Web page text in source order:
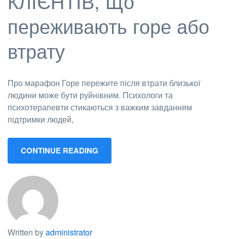
переживають горе або
втрату
Про марафон Горе пережите після втрати близької
людини може бути руйнівним. Психологи та
психотерапевти стикаються з важким завданням
підтримки людей,
CONTINUE READING
Written byadministrator